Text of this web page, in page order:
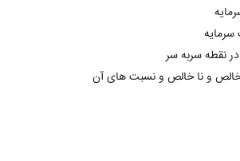
نقطه سربه سر
خالص و نا خالص و نسبت های آن